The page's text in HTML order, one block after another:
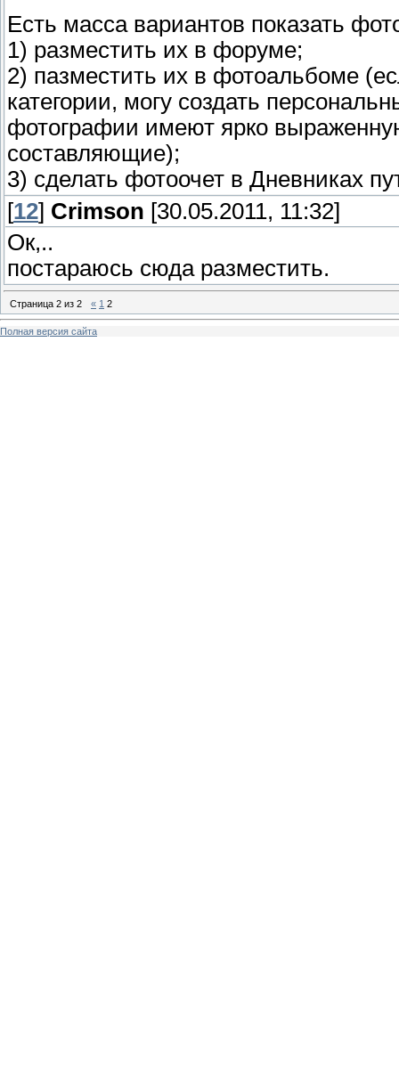
Есть масса вариантов показать
1) разместить их в форуме;
2) пазместить их в фотоальбоме
категории, могу создать
фотографии имеют ярко
составляющие);
3) сделать фотоочет в Дневниках
[12] Crimson [30.05.2011, 11:32]
Ок,..
постараюсь сюда разместить.
Страница 2 из 2 « 1 2
Полная версия сайта